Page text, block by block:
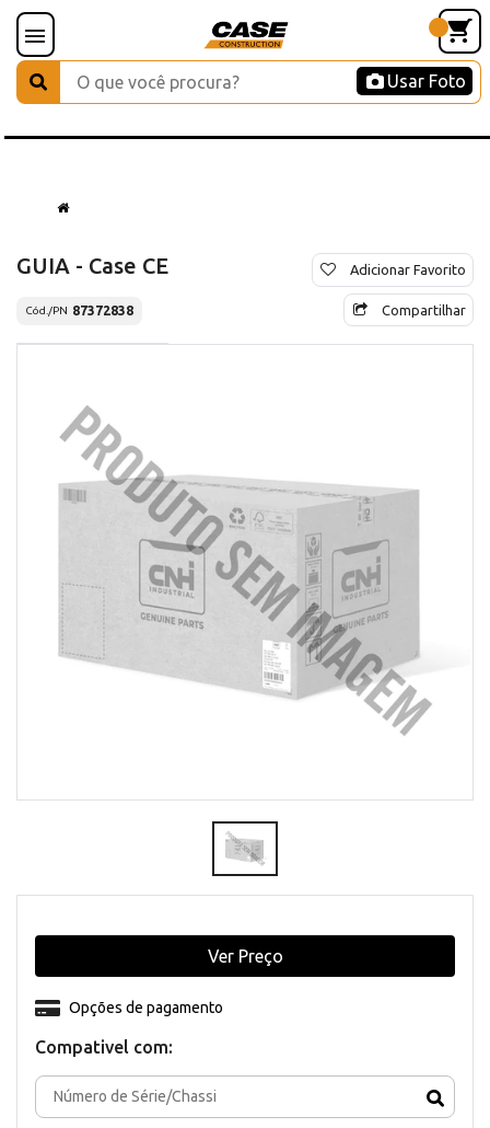
Usar Foto
GUIA - Case CE
Cód./PN 87372838
Adicionar Favorito
Compartilhar
Compativel com:
Opções de pagamento
Ver Preço